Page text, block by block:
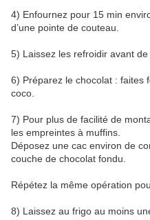
4) Enfournez pour 15 min
d’une pointe de couteau.
5) Laissez les refroidir avant
6) Préparez le chocolat : faites
coco.
7) Pour plus de facilité de
les empreintes à muffins.
Déposez une cac environ de
couche de chocolat fondu.
Répétez la même opération
8) Laissez au frigo au moins